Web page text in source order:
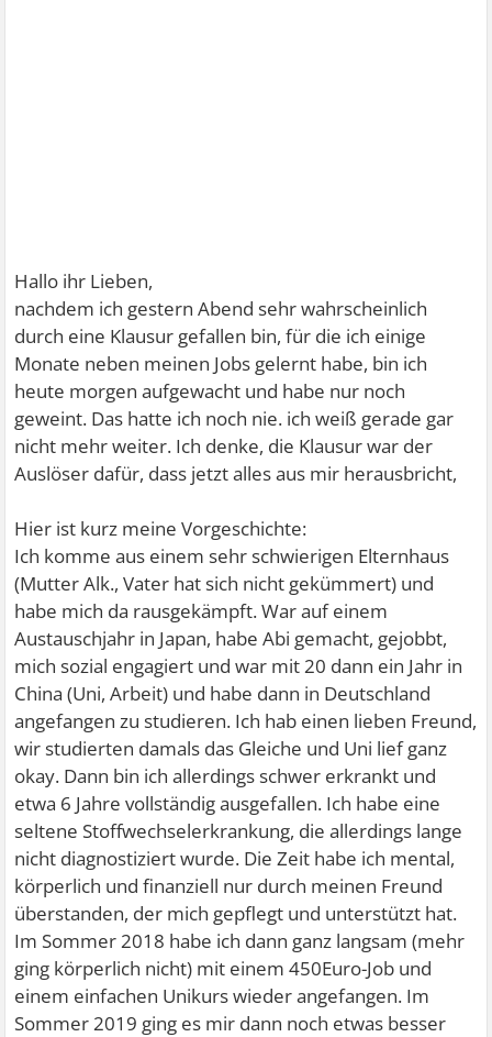
Hallo ihr Lieben,
nachdem ich gestern Abend sehr wahrscheinlich
durch eine Klausur gefallen bin, für die ich einige
Monate neben meinen Jobs gelernt habe, bin ich
heute morgen aufgewacht und habe nur noch
geweint. Das hatte ich noch nie. ich weiß gerade gar
nicht mehr weiter. Ich denke, die Klausur war der
Auslöser dafür, dass jetzt alles aus mir herausbricht,
Hier ist kurz meine Vorgeschichte:
Ich komme aus einem sehr schwierigen Elternhaus
(Mutter Alk., Vater hat sich nicht gekümmert) und
habe mich da rausgekämpft. War auf einem
Austauschjahr in Japan, habe Abi gemacht, gejobbt,
mich sozial engagiert und war mit 20 dann ein Jahr in
China (Uni, Arbeit) und habe dann in Deutschland
angefangen zu studieren. Ich hab einen lieben Freund,
wir studierten damals das Gleiche und Uni lief ganz
okay. Dann bin ich allerdings schwer erkrankt und
etwa 6 Jahre vollständig ausgefallen. Ich habe eine
seltene Stoffwechselerkrankung, die allerdings lange
nicht diagnostiziert wurde. Die Zeit habe ich mental,
körperlich und finanziell nur durch meinen Freund
überstanden, der mich gepflegt und unterstützt hat.
Im Sommer 2018 habe ich dann ganz langsam (mehr
ging körperlich nicht) mit einem 450Euro-Job und
einem einfachen Unikurs wieder angefangen. Im
Sommer 2019 ging es mir dann noch etwas besser